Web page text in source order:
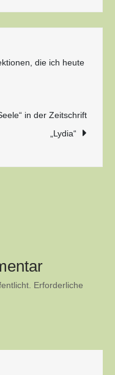
die ich heute
in der Zeitschrift
„Lydia“
Erforderliche